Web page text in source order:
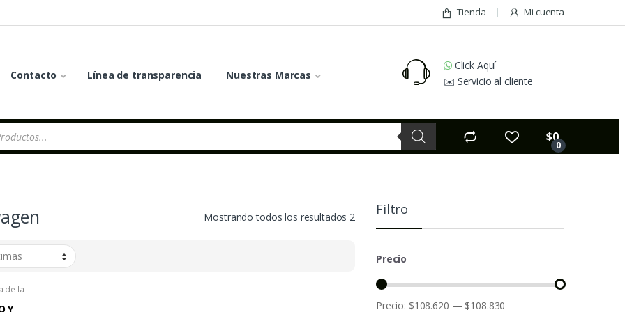
Tienda Mi cuenta
Contacto Línea de transparencia Nuestras Marcas
Click Aquí
✉️ Servicio al cliente
0
$0
Mostrando todos los resultados 2
de la
Y
Filtro
Precio
Precio: $108.620 — $108.830